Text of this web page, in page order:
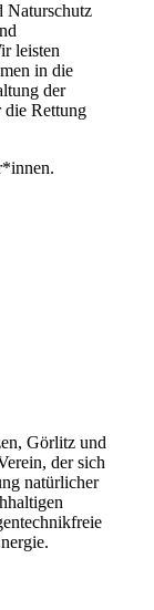
leisten
in die
der
Rettung
Görlitz und
der sich
natürlicher